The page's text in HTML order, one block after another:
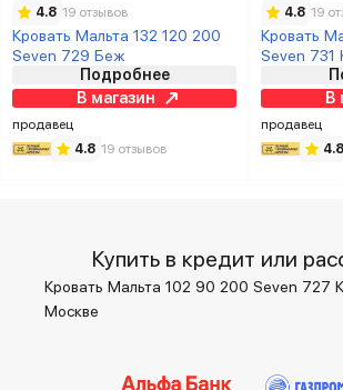
4.8 19 отзывов
Кровать Мальта 132 120 200
Seven 729 Беж
Подробнее
В магазин
продавец
4.8 19 отзывов
4.8 19
Кровать
Seven 731
В
продавец
4.8
Купить в кредит или
Кровать Мальта 102 90 200 Seven 727
Москве